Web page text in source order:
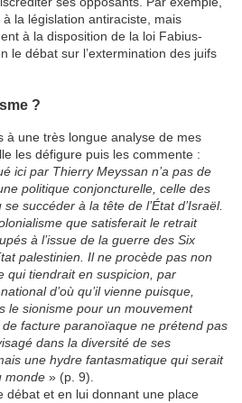
à la législation antiraciste, mais
à la disposition de la loi Fabius-
le débat sur l’extermination des juifs
?
à une très longue analyse de mes
les défigure puis les commente :
ici par Thierry Meyssan n’a pas de
politique conjoncturelle, celle des
succéder à la tête de l’État d’Israël.
que satisferait le retrait
à l’issue de la guerre des Six
palestinien. Il ne procède pas non
qui tiendrait en suspicion, par
d’où qu’il vienne puisque,
le sionisme pour un mouvement
facture paranoïaque ne prétend pas
dans la diversité de ses
une hydre fantasmatique qui serait
monde » (p. 9).
débat et en lui donnant une place